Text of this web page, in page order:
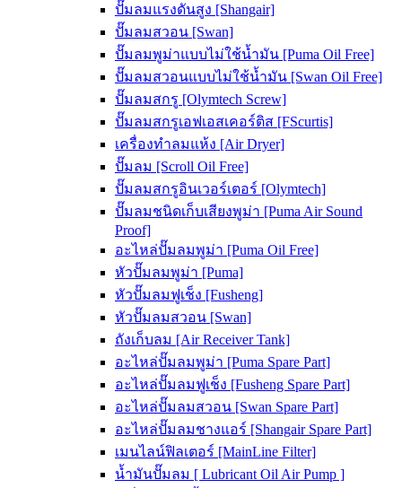
ปั๊มลมแรงดันสูง [Shangair]
ปั๊มลมสวอน [Swan]
ปั๊มลมพูม่าแบบไม่ใช้น้ำมัน [Puma Oil Free]
ปั๊มลมสวอนแบบไม่ใช้น้ำมัน [Swan Oil Free]
ปั๊มลมสกรู [Olymtech Screw]
ปั๊มลมสกรูเอฟเอสเคอร์ติส [FScurtis]
เครื่องทำลมแห้ง [Air Dryer]
ปั๊มลม [Scroll Oil Free]
ปั๊มลมสกรูอินเวอร์เตอร์ [Olymtech]
ปั๊มลมชนิดเก็บเสียงพูม่า [Puma Air Sound
Proof]
อะไหล่ปั๊มลมพูม่า [Puma Oil Free]
หัวปั๊มลมพูม่า [Puma]
หัวปั๊มลมฟูเช็ง [Fusheng]
หัวปั๊มลมสวอน [Swan]
ถังเก็บลม [Air Receiver Tank]
อะไหล่ปั๊มลมพูม่า [Puma Spare Part]
อะไหล่ปั๊มลมฟูเช็ง [Fusheng Spare Part]
อะไหล่ปั๊มลมสวอน [Swan Spare Part]
อะไหล่ปั๊มลมชางแอร์ [Shangair Spare Part]
เมนไลน์ฟิลเตอร์ [MainLine Filter]
น้ำมันปั๊มลม [ Lubricant Oil Air Pump ]